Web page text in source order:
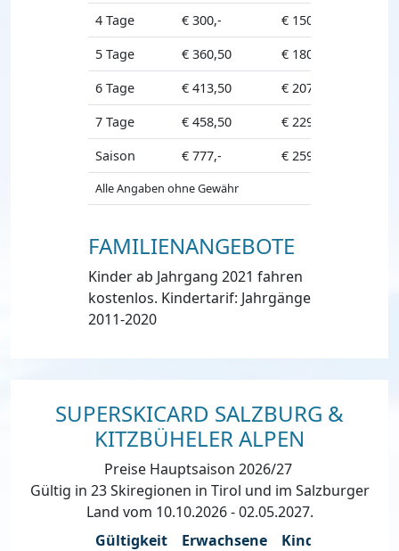
4 Tage
€ 300,-
€ 150,-
5 Tage
€ 360,50
€ 180,50
6 Tage
€ 413,50
€ 207,-
7 Tage
€ 458,50
€ 229,50
Saison
€ 777,- € 259,-
Alle Angaben ohne Gewähr
FAMILIENANGEBOTE
Kinder ab Jahrgang 2021 fahren
kostenlos. Kindertarif: Jahrgänge
2011-2020
SUPERSKICARD SALZBURG &
KITZBÜHELER ALPEN
Preise Hauptsaison 2026/27
Gültig in 23 Skiregionen in Tirol und im Salzburger
Land vom 10.10.2026 - 02.05.2027.
Gültigkeit
Erwachsene Kinder